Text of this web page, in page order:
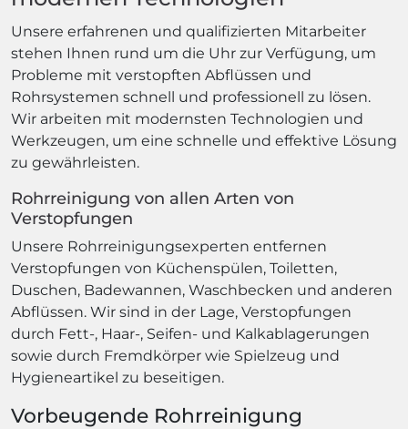
Unsere erfahrenen und qualifizierten Mitarbeiter
stehen Ihnen rund um die Uhr zur Verfügung, um
Probleme mit verstopften Abflüssen und
Rohrsystemen schnell und professionell zu lösen.
Wir arbeiten mit modernsten Technologien und
Werkzeugen, um eine schnelle und effektive Lösung
zu gewährleisten.
Rohrreinigung von allen Arten von
Verstopfungen
Unsere Rohrreinigungsexperten entfernen
Verstopfungen von Küchenspülen, Toiletten,
Duschen, Badewannen, Waschbecken und anderen
Abflüssen. Wir sind in der Lage, Verstopfungen
durch Fett-, Haar-, Seifen- und Kalkablagerungen
sowie durch Fremdkörper wie Spielzeug und
Hygieneartikel zu beseitigen.
Vorbeugende Rohrreinigung